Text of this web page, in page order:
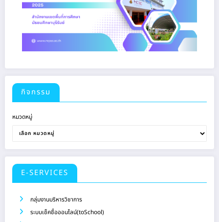
กิจกรรม
หมวดหมู่
E-SERVICES
กลุ่มงานบริหารวิชาการ
ระบบเช็คชื่อออนไลน์(toSchool)